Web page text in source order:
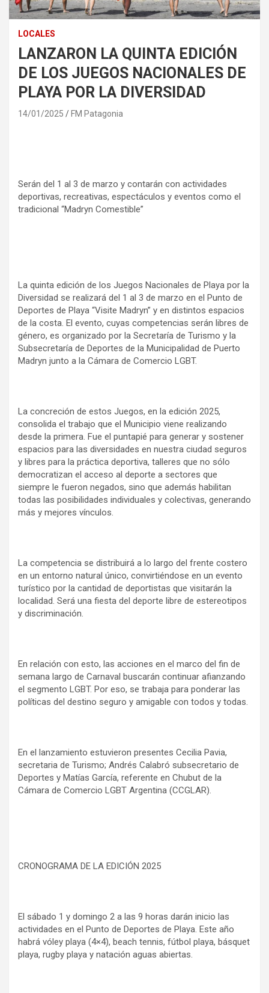
LOCALES
LANZARON LA QUINTA EDICIÓN
DE LOS JUEGOS NACIONALES DE
PLAYA POR LA DIVERSIDAD
14/01/2025 FM Patagonia
Serán del 1 al 3 de marzo y contarán con actividades
deportivas, recreativas, espectáculos y eventos como el
tradicional “Madryn Comestible”
La quinta edición de los Juegos Nacionales de Playa por la
Diversidad se realizará del 1 al 3 de marzo en el Punto de
Deportes de Playa “Visite Madryn” y en distintos espacios
de la costa. El evento, cuyas competencias serán libres de
género, es organizado por la Secretaría de Turismo y la
Subsecretaría de Deportes de la Municipalidad de Puerto
Madryn junto a la Cámara de Comercio LGBT.
La concreción de estos Juegos, en la edición 2025,
consolida el trabajo que el Municipio viene realizando
desde la primera. Fue el puntapié para generar y sostener
espacios para las diversidades en nuestra ciudad seguros
y libres para la práctica deportiva, talleres que no sólo
democratizan el acceso al deporte a sectores que
siempre le fueron negados, sino que además habilitan
todas las posibilidades individuales y colectivas, generando
más y mejores vínculos.
La competencia se distribuirá a lo largo del frente costero
en un entorno natural único, convirtiéndose en un evento
turístico por la cantidad de deportistas que visitarán la
localidad. Será una fiesta del deporte libre de estereotipos
y discriminación.
En relación con esto, las acciones en el marco del fin de
semana largo de Carnaval buscarán continuar afianzando
el segmento LGBT. Por eso, se trabaja para ponderar las
políticas del destino seguro y amigable con todos y todas.
En el lanzamiento estuvieron presentes Cecilia Pavia,
secretaria de Turismo; Andrés Calabró subsecretario de
Deportes y Matías García, referente en Chubut de la
Cámara de Comercio LGBT Argentina (CCGLAR).
CRONOGRAMA DE LA EDICIÓN 2025
El sábado 1 y domingo 2 a las 9 horas darán inicio las
actividades en el Punto de Deportes de Playa. Este año
habrá vóley playa (4×4), beach tennis, fútbol playa, básquet
playa, rugby playa y natación aguas abiertas.